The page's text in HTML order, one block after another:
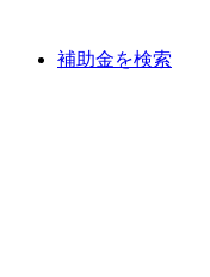
補助金を検索